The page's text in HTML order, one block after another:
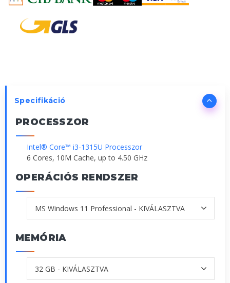
Specifikáció
PROCESSZOR
Intel® Core™ i3-1315U Processzor
6 Cores, 10M Cache, up to 4.50 GHz
OPERÁCIÓS RENDSZER
MEMÓRIA